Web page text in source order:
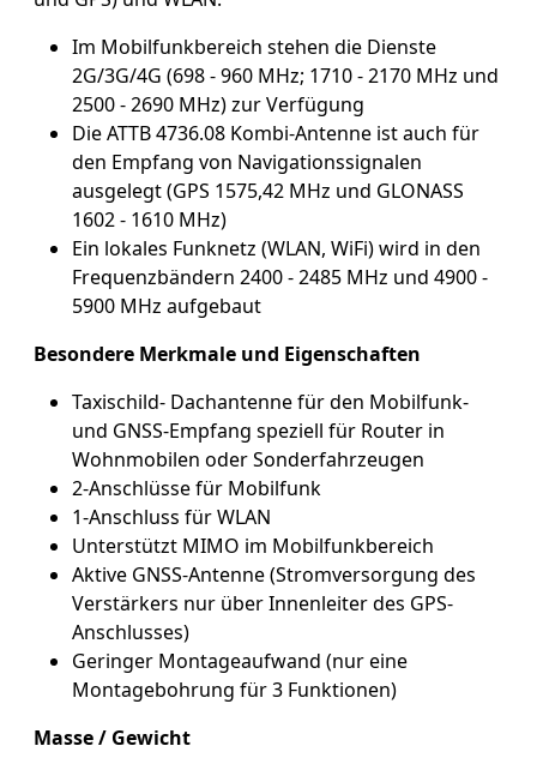
Im Mobilfunkbereich stehen die Dienste
2G/3G/4G (698 - 960 MHz; 1710 - 2170 MHz und
2500 - 2690 MHz) zur Verfügung
Die ATTB 4736.08 Kombi-Antenne ist auch für
den Empfang von Navigationssignalen
ausgelegt (GPS 1575,42 MHz und GLONASS
1602 - 1610 MHz)
Ein lokales Funknetz (WLAN, WiFi) wird in den
Frequenzbändern 2400 - 2485 MHz und 4900 -
5900 MHz aufgebaut
Besondere Merkmale und Eigenschaften
Taxischild- Dachantenne für den Mobilfunk-
und GNSS-Empfang speziell für Router in
Wohnmobilen oder Sonderfahrzeugen
2-Anschlüsse für Mobilfunk
1-Anschluss für WLAN
Unterstützt MIMO im Mobilfunkbereich
Aktive GNSS-Antenne (Stromversorgung des
Verstärkers nur über Innenleiter des GPS-
Anschlusses)
Geringer Montageaufwand (nur eine
Montagebohrung für 3 Funktionen)
Masse / Gewicht